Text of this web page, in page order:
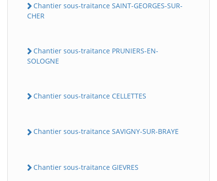
Chantier sous-traitance SAINT-GEORGES-SUR-
CHER
Chantier sous-traitance PRUNIERS-EN-
SOLOGNE
Chantier sous-traitance CELLETTES
Chantier sous-traitance SAVIGNY-SUR-BRAYE
Chantier sous-traitance GIEVRES